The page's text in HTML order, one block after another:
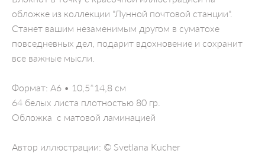
обложке из коллекции "Лунной почтовой станции".
Станет вашим незаменимым другом в суматохе
повседневных дел, подарит вдохновение и сохранит
все важные мысли.
Формат: А6 • 10,5*14,8 см
64 белых листа плотностью 80 гр.
Обложка с матовой ламинацией
Автор иллюстрации: © Svetlana Kucher